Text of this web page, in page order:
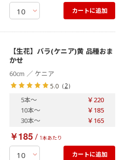
カートに追加
【生花】バラ(ケニア)黄 品種おま
かせ
60cm ／ ケニア
5.0 （2）
5本～
￥220
10本～
￥185
30本～ ￥165
￥185/ 1本あたり
カートに追加